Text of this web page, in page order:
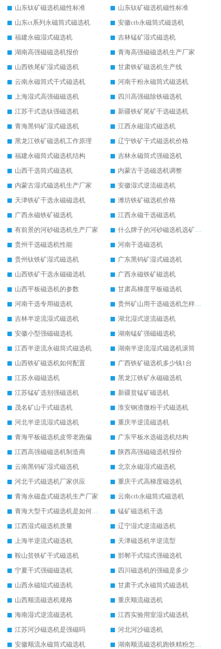
山东钛矿磁选机磁性标准
山东钛矿磁选机磁性标准
山东ct系列永磁筒式磁选机
安徽ctb永磁筒式磁选机
福建永磁湿式磁选机
吉林锰矿湿式磁选机
湖南高强磁磁选机报价
青海高强磁磁选机生产厂家
山西铁尾矿湿式磁选机
甘肃铁矿磁选机生产线
云南永磁筒式干式磁选机
河南干粉永磁筒式磁选机
上海湿式高强磁磁选机
四川高强磁除铁磁选机
江苏干式选钛强磁选机
新疆铁矿尾矿干选磁选机
青海黑钨矿湿式磁选机
江西永磁湿式磁选机
黑龙江铁矿磁选机工作原理
辽宁铁矿干式磁选机价格
福建永磁筒式磁选机结构
吉林永磁筒式强磁选机
山西干选筒式磁选机
内蒙古干选磁选机调整
内蒙古湿式磁选机生产厂家
安徽湿式逆流磁选机
天津铁矿干选永磁磁选机
潍坊铁矿磁选机价格
广西永磁铁矿磁选机
江西永磁干选磁选机
有前景的河砂磁选机生产厂家
什么牌子的河砂磁选机选矿效果好
贵州干选磁选机性能
河南干选磁选机
贵州钛铁矿湿式磁选机
广东黑钨矿湿式磁选机
山西铁矿干选永磁磁选机
广西永磁铁矿磁选机
山西平板磁选机的参数
甘肃高梯度平板磁选机
河南干选专用磁选机
贵州矿山用干选磁选机怎样调磁
吉林半逆流湿式磁选机
湖北湿式逆流磁选机
安徽小型强磁磁选机
湖南锰矿强磁磁选机
江西半逆流永磁筒式磁选机
湖南半逆流湿式磁选机滚筒
山西铁矿磁选机如何配置
广西铁矿磁选机多少钱1台
江苏永磁磁选机
黑龙江铁矿永磁磁选机
江苏锰矿选别强磁选机
新疆贫锰矿磁选机
茂名矿山干式磁选机
淮安钢渣微粉干式磁选机
河北半逆流湿式磁选机
重庆半逆流磁选机
青海平板磁选机皮带老跑偏
广东平板水选磁选机结构
江西高强磁磁选机制造商
陕西高强磁磁选机报价
云南黑钨矿湿式磁选机
北京永磁湿式磁选机
河北干式磁选机厂家供应
重庆干式高梯度磁选机
青海永磁盘式磁选机生产厂家
云南ctb永磁筒式磁选机
青海大型干式磁选机是如何选矿的
锰矿磁选机干选
江西湿式磁选机质量
辽宁湿式逆流磁选机
上海半逆流式磁选机
天津磁选机半逆流型
鞍山贫铁矿干式磁选机
邯郸干式辊式强磁选机
宁夏干式强磁磁选机
四川磁选机的强磁是多少
山西永磁辊式磁选机
甘肃干式永磁筒式磁选机
山西顺流磁选机规格
重庆顺流磁选机
海南湿式逆流磁选机
江西实验用室湿式磁选机
江苏河沙磁选机是强磁吗
河北河沙磁选机
安徽顺流永磁筒式磁选机
湖南顺流磁选机跑铁精粉怎么处理